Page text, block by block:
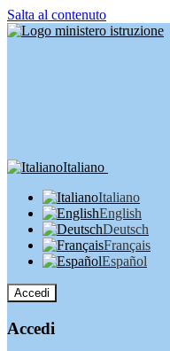
Salta al contenuto
Italiano
Italiano
English
Deutsch
Français
Español
Accedi
Accedi